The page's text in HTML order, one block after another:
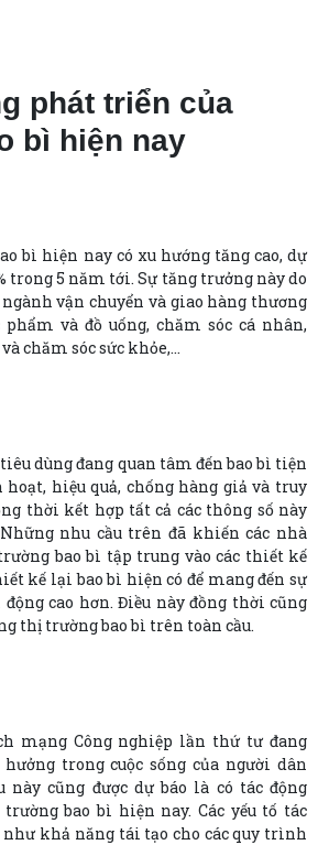
phát triển của
bì hiện nay
bì hiện nay có xu hướng tăng cao, dự
trong 5 năm tới. Sự tăng trưởng này do
vận chuyển và giao hàng thương
và đồ uống, chăm sóc cá nhân,
chăm sóc sức khỏe,…
dùng đang quan tâm đến bao bì tiện
hiệu quả, chống hàng giả và truy
thời kết hợp tất cả các thông số này
nhu cầu trên đã khiến các nhà
bao bì tập trung vào các thiết kế
kế lại bao bì hiện có để mang đến sự
cao hơn. Điều này đồng thời cũng
thị trường bao bì trên toàn cầu.
mạng Công nghiệp lần thứ tư đang
trong cuộc sống của người dân
cũng được dự báo là có tác động
bao bì hiện nay. Các yếu tố tác
như khả năng tái tạo cho các quy trình